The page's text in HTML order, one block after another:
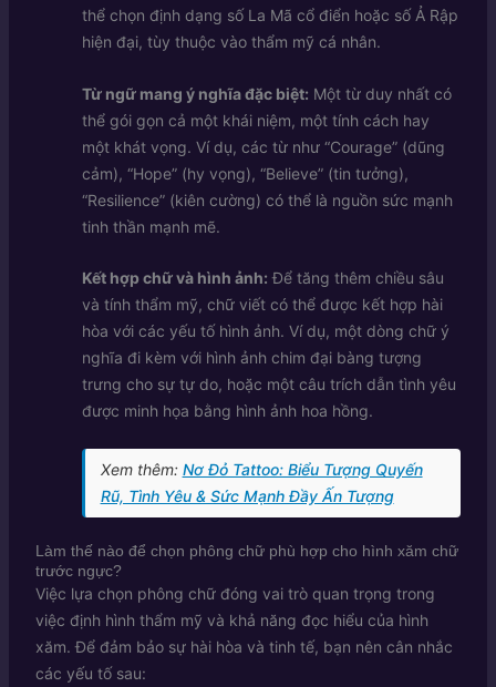
thể chọn định dạng số La Mã cổ điển hoặc số Ả Rập
hiện đại, tùy thuộc vào thẩm mỹ cá nhân.
Từ ngữ mang ý nghĩa đặc biệt: Một từ duy nhất có
thể gói gọn cả một khái niệm, một tính cách hay
một khát vọng. Ví dụ, các từ như “Courage” (dũng
cảm), “Hope” (hy vọng), “Believe” (tin tưởng),
“Resilience” (kiên cường) có thể là nguồn sức mạnh
tinh thần mạnh mẽ.
Kết hợp chữ và hình ảnh: Để tăng thêm chiều sâu
và tính thẩm mỹ, chữ viết có thể được kết hợp hài
hòa với các yếu tố hình ảnh. Ví dụ, một dòng chữ ý
nghĩa đi kèm với hình ảnh chim đại bàng tượng
trưng cho sự tự do, hoặc một câu trích dẫn tình yêu
được minh họa bằng hình ảnh hoa hồng.
Xem thêm: Nơ Đỏ Tattoo: Biểu Tượng Quyến
Rũ, Tình Yêu & Sức Mạnh Đầy Ấn Tượng
Làm thế nào để chọn phông chữ phù hợp cho hình xăm chữ
trước ngực?
Việc lựa chọn phông chữ đóng vai trò quan trọng trong
việc định hình thẩm mỹ và khả năng đọc hiểu của hình
xăm. Để đảm bảo sự hài hòa và tinh tế, bạn nên cân nhắc
các yếu tố sau: